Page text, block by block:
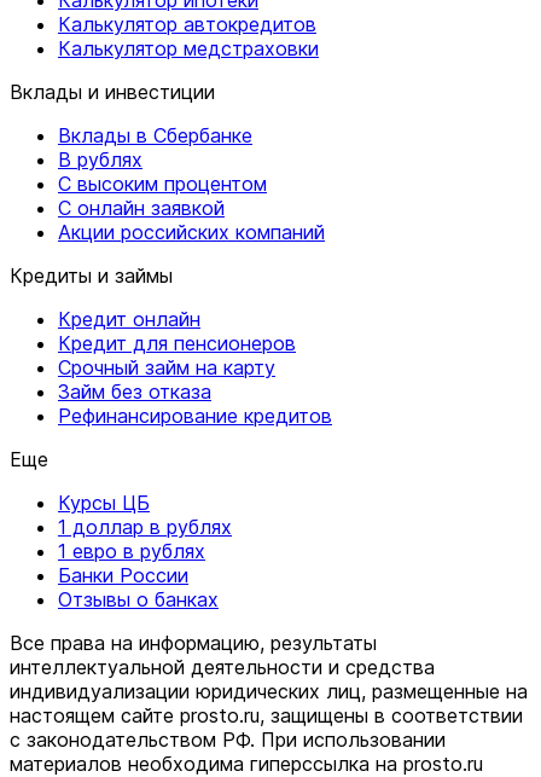
Калькулятор автокредитов
Калькулятор медстраховки
Вклады и инвестиции
Вклады в Сбербанке
В рублях
С высоким процентом
С онлайн заявкой
Акции российских компаний
Кредиты и займы
Кредит онлайн
Кредит для пенсионеров
Срочный займ на карту
Займ без отказа
Рефинансирование кредитов
Еще
Курсы ЦБ
1 доллар в рублях
1 евро в рублях
Банки России
Отзывы о банках
Все права на информацию, результаты
интеллектуальной деятельности и средства
индивидуализации юридических лиц, размещенные на
настоящем сайте prosto.ru, защищены в соответствии
c законодательством РФ. При использовании
материалов необходима гиперссылка на prosto.ru